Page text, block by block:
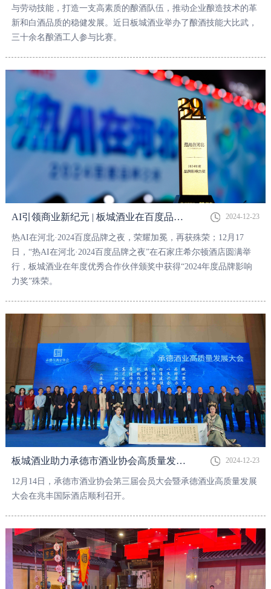
与劳动技能，打造一支高素质的酿酒队伍，推动企业酿造技术的革
新和白酒品质的稳健发展。近日板城酒业举办了酿酒技能大比武，
三十余名酿酒工人参与比赛。
AI引领商业新纪元 | 板城酒业在百度品牌之夜荣获“2024年度品牌影响力奖” 2024-12-23
热AI在河北·2024百度品牌之夜，荣耀加冕，再获殊荣；12月17
日，“热AI在河北·2024百度品牌之夜”在石家庄希尔顿酒店圆满举
行，板城酒业在年度优秀合作伙伴颁奖中获得“2024年度品牌影响
力奖”殊荣。
板城酒业助力承德市酒业协会高质量发展大会成功举办 2024-12-23
12月14日，承德市酒业协会第三届会员大会暨承德酒业高质量发展
大会在兆丰国际酒店顺利召开。